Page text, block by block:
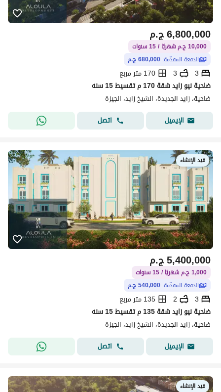
ج.م6,800,000
10,000 ج.م شهريًا / 15 سنوات
الدفعة المقدّمة: 680,000 ج.م
3
3
170 متر مربع
ضاحية نيو زايد شقة 170 م تقسيط 15 سنه
ضاحية، زايد الجديدة، الشيخ زايد، الجيزة
الإيميل
اتصل
قيد الإنشاء
ج.م5,400,000
1,000 ج.م شهريًا / 15 سنوات
الدفعة المقدّمة: 540,000 ج.م
3
2
135 متر مربع
ضاحية نيو زايد شقة 135 م تقسيط 15 سنه
ضاحية، زايد الجديدة، الشيخ زايد، الجيزة
الإيميل
اتصل
قيد الإنشاء